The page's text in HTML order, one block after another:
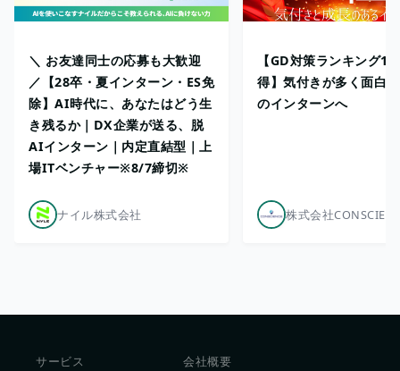
＼ お友達同士の応募も大歓迎
／【28卒・夏インターン・ES免
除】AI時代に、あなたはどう生
き残るか｜DX企業が送る、脱
AIインターン｜内定直結型｜上
場ITベンチャー※8/7締切※
ナイル株式会社
【GD対策ランキング1
得】気付きが多く面白
のインターンへ
株式会社
サービス 会社概要